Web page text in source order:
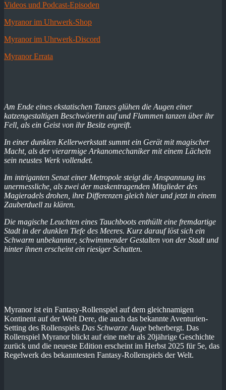
Videos und Podcast-Episoden
Myranor im Uhrwerk-Shop
Myranor im Uhrwerk-Discord
Myranor Errata
Am Ende eines ekstatischen Tanzes glühen die Augen einer
katzengestaltigen Beschwörerin auf und Flammen tanzen über ihr
Fell, als ein Geist von ihr Besitz ergreift.
In einer dunklen Kellerwerkstatt summt ein Gerät mit magischer
Macht, als der vierarmige Arkanomechaniker mit einem Lächeln
sein neustes Werk vollendet.
Im intriganten Senat einer Metropole steigt die Anspannung ins
unermessliche, als zwei der maskentragenden Mitglieder des
Magieradels drohen, ihre Differenzen gleich hier und jetzt in einem
Zauberduell zu klären.
Die magische Leuchten eines Tauchboots enthüllt eine fremdartige
Stadt in der dunklen Tiefe des Meeres. Kurz darauf löst sich ein
Schwarm unbekannter, schwimmender Gestalten von der Stadt und
hinter ihnen erscheint ein riesiger Schatten.
Myranor ist ein Fantasy-Rollenspiel auf dem gleichnamigen
Kontinent auf der Welt Dere, die auch das bekannte Aventurien-
Setting des Rollenspiels Das Schwarze Auge beherbergt. Das
Rollenspiel Myranor blickt auf eine mehr als 20jährige Geschichte
zurück und die neueste Edition erscheint im Herbst 2025 für 5e, das
Regelwerk des bekanntesten Fantasy-Rollenspiels der Welt.